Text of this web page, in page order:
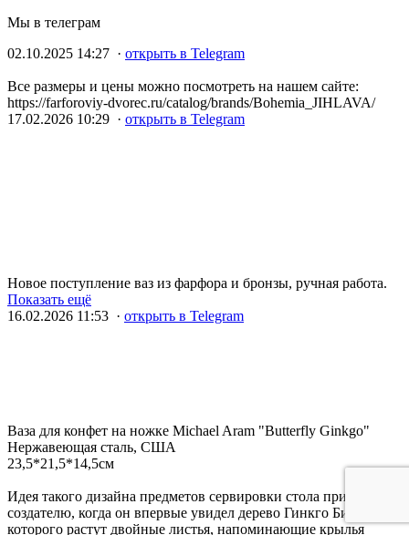
Мы в телеграм
02.10.2025 14:27 · открыть в Telegram
Все размеры и цены можно посмотреть на нашем сайте:
https://farforoviy-dvorec.ru/catalog/brands/Bohemia_JIHLAVA/
17.02.2026 10:29 · открыть в Telegram
Новое поступление ваз из фарфора и бронзы, ручная работа.
Показать ещё
16.02.2026 11:53 · открыть в Telegram
Ваза для конфет на ножке Michael Aram "Butterfly Ginkgo"
Нержавеющая сталь, США
23,5*21,5*14,5см
Идея такого дизайна предметов сервировки стола пришла
создателю, когда он впервые увидел дерево Гинкго Билоба, у
которого растут двойные листья, напоминающие крылья